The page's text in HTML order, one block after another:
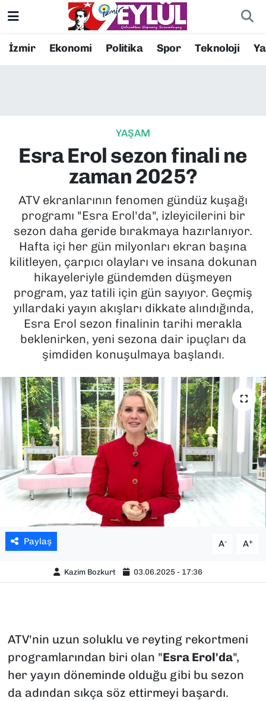
İzmir Ekonomi Politika Spor Teknoloji
YAŞAM
Esra Erol sezon finali ne
zaman 2025?
ATV ekranlarının fenomen gündüz kuşağı
programı "Esra Erol'da", izleyicilerini bir
sezon daha geride bırakmaya hazırlanıyor.
Hafta içi her gün milyonları ekran başına
kilitleyen, çarpıcı olayları ve insana dokunan
hikayeleriyle gündemden düşmeyen
program, yaz tatili için gün sayıyor. Geçmiş
yıllardaki yayın akışları dikkate alındığında,
Esra Erol sezon finalinin tarihi merakla
beklenirken, yeni sezona dair ipuçları da
şimdiden konuşulmaya başlandı.
Paylaş A- A+
Kazim Bozkurt 03.06.2025 - 17:36
ATV'nin uzun soluklu ve reyting rekortmeni
programlarından biri olan "Esra Erol'da",
her yayın döneminde olduğu gibi bu sezon
da adından sıkça söz ettirmeyi başardı.
Resmi İlanlar
EKONOMİ
KÜLTÜR SANAT
MAGAZİN
POLİTİKA
SAĞLIK
SPOR
TEKNOLOJİ
YAŞAM
YEREL YÖNETİMLER
Konak Nöbetçi Eczaneler
Süper Lig Puan Durumu ve Fikstür
Tüm Manşetler
Son Dakika Haberleri
Haber Arşivi